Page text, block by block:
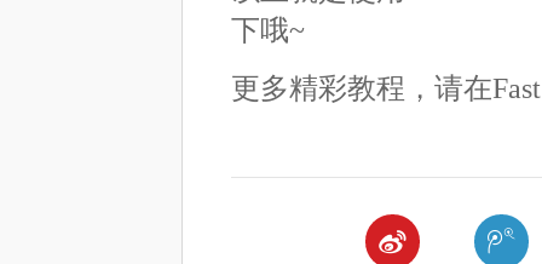
下哦~
更多精彩教程，请在
 